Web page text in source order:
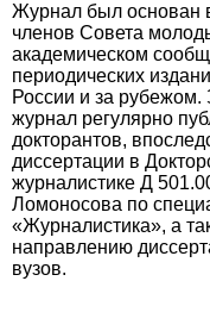
Журнал был основан
членов Совета
академическом
периодических
России и за рубежом.
журнал регулярно
докторантов,
диссертации в
журналистике Д
Ломоносова по
«Журналистика», а
направлению
вузов.